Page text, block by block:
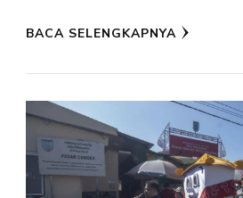
BACA SELENGKAPNYA